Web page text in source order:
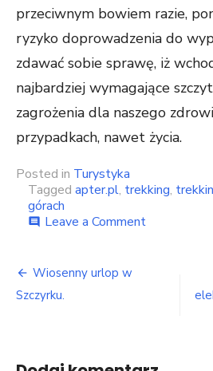
przeciwnym bowiem razie,
ryzyko doprowadzenia do
zdawać sobie sprawę, iż
najbardziej wymagające
zagrożenia dla naszego
przypadkach, nawet życia.
Posted in Turystyka
Tagged apter.pl, trekking,
górach
comment Leave a Commenton
Nawigacja
wpisu
Wiosenny urlop w
Szczyrku.